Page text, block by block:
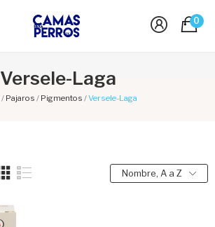
0
Versele-Laga
Pajaros Pigmentos Versele-Laga
Nombre, A a Z